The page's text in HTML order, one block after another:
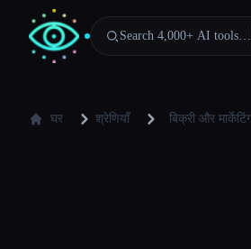
Search 4,000+ AI tools…
घर श्रेणियाँ बिक्री और